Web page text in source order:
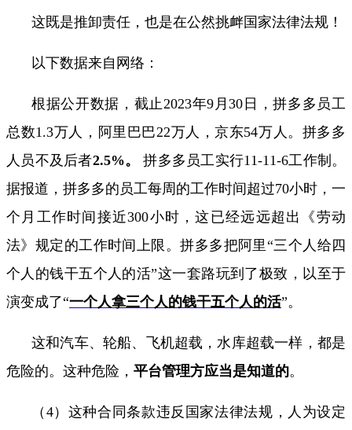
这既是推卸责任，也是在公然挑衅国家法律法规！
以下数据来自网络：
根据公开数据，截止 2023年9 月30 日，拼多多员工
总数1.3万人，阿里巴巴22万人，京东54万人。拼多多
人员不及后者2.5%。拼多多员工实行11-11-6工作制。
据报道，拼多多的员工每周的工作时间超过70小时，一
个月工作时间接近300小时，这已经远远超出《劳动
法》规定的工作时间上限。拼多多把阿里“三个人给四
个人的钱干五个人的活”这一套路玩到了极致，以至于
演变成了“一个人拿三个人的钱干五个人的活”。
这和汽车、轮船、飞机超载，水库超载一样，都是
危险的。这种危险， 平台管理方应当是知道的。
（ 4）这种合同条款违反国家法律法规，人为设定